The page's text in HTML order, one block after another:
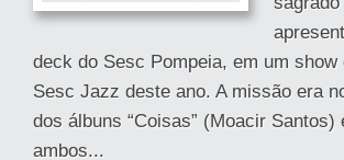
deck do Sesc Pompeia, em um
Sesc Jazz deste ano. A missão era
dos álbuns “Coisas” (Moacir
ambos...